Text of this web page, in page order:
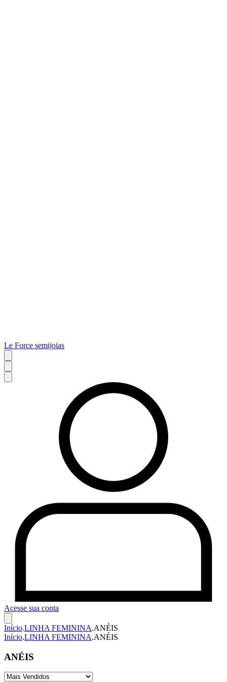
Le Force semijoias
Acesse sua conta
Início.LINHA FEMININA.ANÉIS
Início.LINHA FEMININA.ANÉIS
ANÉIS